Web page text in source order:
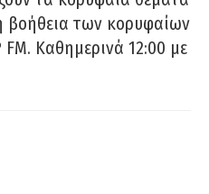
βοήθεια των κορυφαίων
Καθημερινά 12:00 με